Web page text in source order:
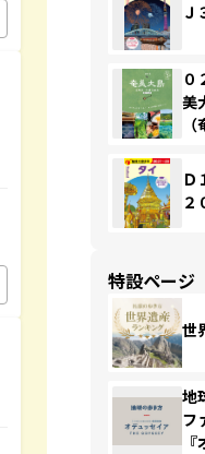
美
２
特設ページ
世
地
フ